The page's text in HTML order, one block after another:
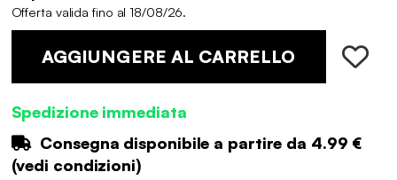
Offerta valida fino al 18/08/26.
AGGIUNGERE AL CARRELLO
Spedizione immediata
Consegna disponibile a partire da 4.99 €
(vedi condizioni)